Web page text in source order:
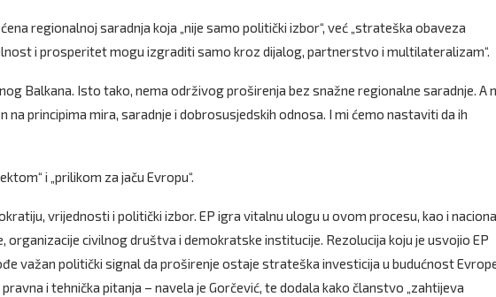
regionalnoj saradnja koja „nije samo politički izbor“, već „strateška obaveza
i prosperitet mogu izgraditi samo kroz dijalog, partnerstvo i multilateralizam“.
Balkana. Isto tako, nema održivog proširenja bez snažne regionalne saradnje. A
principima mira, saradnje i dobrosusjedskih odnosa. I mi ćemo nastaviti da ih
i „prilikom za jaču Evropu“.
vrijednosti i politički izbor. EP igra vitalnu ulogu u ovom procesu, kao i
civilnog društva i demokratske institucije. Rezolucija koju je usvojio EP
važan politički signal da proširenje ostaje strateška investicija u budućnost
i tehnička pitanja – navela je Gorčević, te dodala kako članstvo „zahtijeva